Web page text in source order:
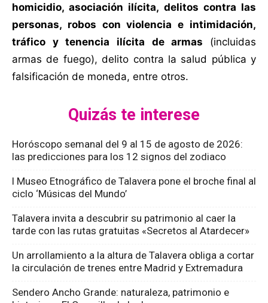
homicidio, asociación ilícita, delitos contra las
personas, robos con violencia e intimidación,
tráfico y tenencia ilícita de armas (incluidas
armas de fuego), delito contra la salud pública y
falsificación de moneda, entre otros.
Quizás te interese
Horóscopo semanal del 9 al 15 de agosto de 2026:
las predicciones para los 12 signos del zodiaco
l Museo Etnográfico de Talavera pone el broche final al
ciclo ‘Músicas del Mundo’
Talavera invita a descubrir su patrimonio al caer la
tarde con las rutas gratuitas «Secretos al Atardecer»
Un arrollamiento a la altura de Talavera obliga a cortar
la circulación de trenes entre Madrid y Extremadura
Sendero Ancho Grande: naturaleza, patrimonio e